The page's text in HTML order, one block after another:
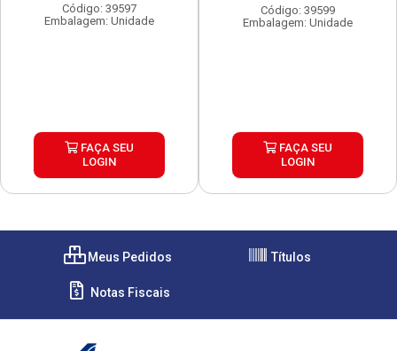
Código: 39597
Embalagem: Unidade
FAÇA SEU
LOGIN
Código: 39599
Embalagem: Unidade
FAÇA SEU
LOGIN
Meus Pedidos Títulos
Notas Fiscais